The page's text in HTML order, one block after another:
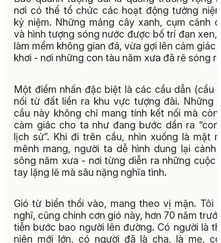
nơi có thể tổ chức các hoạt động tưởng
kỷ niệm. Những mảng cây xanh, cụm cảnh
và hình tượng sóng nước được bố trí đan xen,
làm mềm không gian đá, vừa gợi lên cảm giác
khơi - nơi những con tàu năm xưa đã rẽ sóng
Một điểm nhấn đặc biệt là các cầu dẫn (cầu
nối từ đất liền ra khu vực tượng đài. Những
cầu này không chỉ mang tính kết nối mà
cảm giác cho ta như đang bước dần ra
lịch sử”. Khi đi trên cầu, nhìn xuống là mặt
mênh mang, người ta dễ hình dung lại cảnh
sông năm xưa - nơi từng diễn ra những cuộc
tay lặng lẽ mà sâu nặng nghĩa tình.
Gió từ biển thổi vào, mang theo vị mặn. Tôi
nghĩ, cũng chính cơn gió này, hơn 70 năm
tiễn bước bao người lên đường. Có người là
niên mới lớn, có người đã là cha, là mẹ,